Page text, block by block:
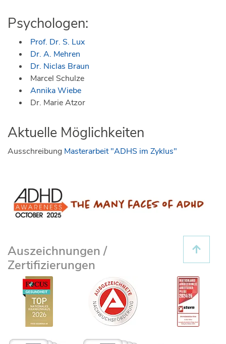
Psychologen:
Prof. Dr. S. Lux
Dr. A. Mehren
Dr. Niclas Braun
Marcel Schulze
Annika Wiebe
Dr. Marie Atzor
Aktuelle Möglichkeiten
Ausschreibung Masterarbeit "ADHS im Zyklus"
Auszeichnungen /
Zertifizierungen